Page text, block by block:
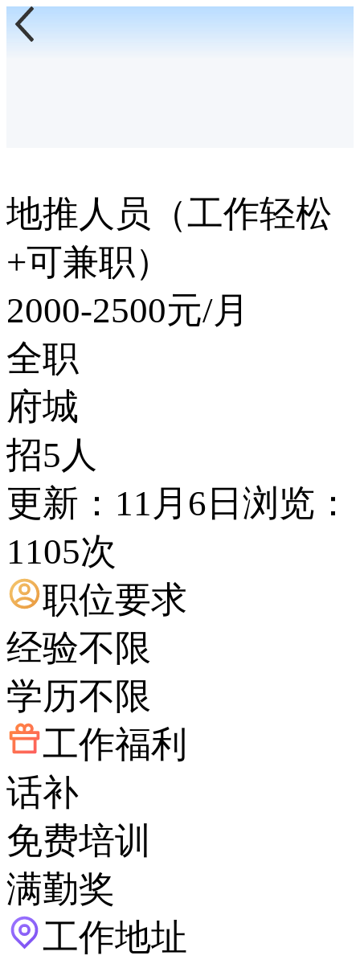
地推人员（工作轻松
+可兼职）
2000-2500元/月
全职
府城
招5人
更新：11月6日 浏览：
1105次
职位要求
经验不限
学历不限
工作福利
话补
免费培训
满勤奖
工作地址